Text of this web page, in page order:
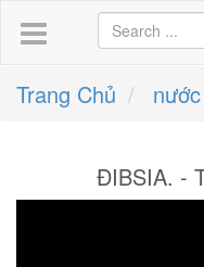
Trang Chủ
ĐIBSIA. -